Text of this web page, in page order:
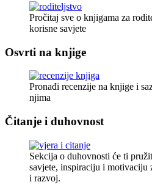
Pročitaj sve o knjigama za
korisne savjete
Osvrti na knjige
Pronađi recenzije na knjige i
njima
Čitanje i duhovnost
Sekcija o duhovnosti će ti
savjete, inspiraciju i motivaciju
i razvoj.